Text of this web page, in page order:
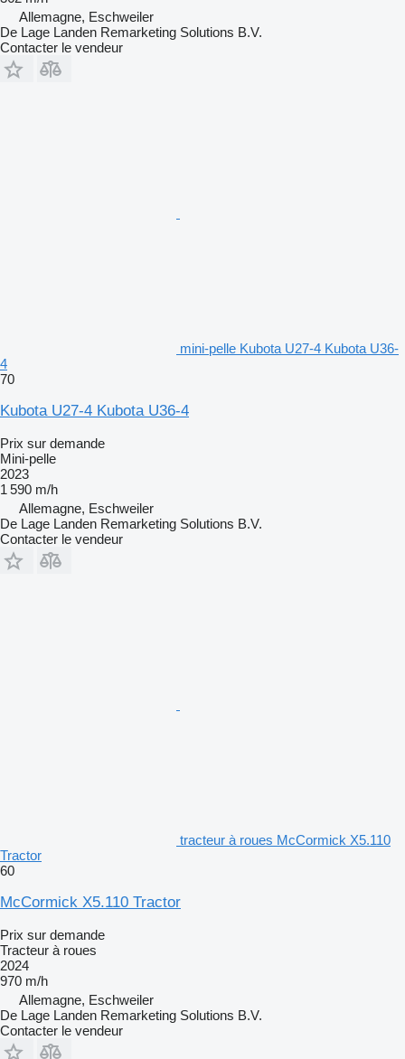
Allemagne, Eschweiler
De Lage Landen Remarketing Solutions B.V.
Contacter le vendeur
mini-pelle Kubota U27-4 Kubota U36-
4
70
Kubota U27-4 Kubota U36-4
Prix sur demande
Mini-pelle
2023
1 590 m/h
Allemagne, Eschweiler
De Lage Landen Remarketing Solutions B.V.
Contacter le vendeur
tracteur à roues McCormick X5.110
Tractor
60
McCormick X5.110 Tractor
Prix sur demande
Tracteur à roues
2024
970 m/h
Allemagne, Eschweiler
De Lage Landen Remarketing Solutions B.V.
Contacter le vendeur